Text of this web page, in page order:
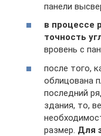
панели
в процессе
точность
вровень с
после того,
облицована
последний
здания, то,
размер. Для